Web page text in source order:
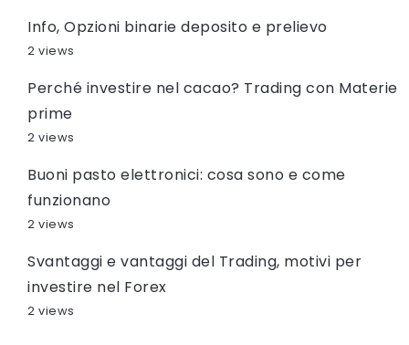
Info, Opzioni binarie deposito e prelievo
2 views
Perché investire nel cacao? Trading con Materie
prime
2 views
Buoni pasto elettronici: cosa sono e come
funzionano
2 views
Svantaggi e vantaggi del Trading, motivi per
investire nel Forex
2 views